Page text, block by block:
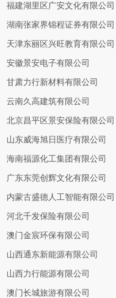
福建湖里区广安文化有限公司
湖南张家界锦程证券有限公司
天津东丽区兴旺教育有限公司
安徽景安电子有限公司
甘肃力行新材料有限公司
云南久高建筑有限公司
北京昌平区景安保险有限公司
山东威海旭日医疗有限公司
海南福源化工集团有限公司
广东东莞创辉文化有限公司
内蒙古盛德人工智能有限公司
河北千发保险有限公司
澳门金宸环保有限公司
山西通东新能源有限公司
山西力行能源有限公司
澳门长城旅游有限公司